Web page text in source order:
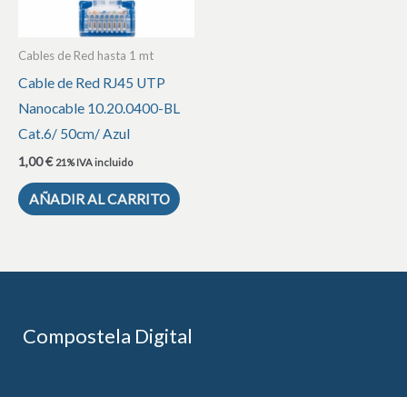
Cables de Red hasta 1 mt
Cable de Red RJ45 UTP
Nanocable 10.20.0400-BL
Cat.6/ 50cm/ Azul
1,00€ 21% IVA incluido
AÑADIR AL CARRITO
Compostela Digital